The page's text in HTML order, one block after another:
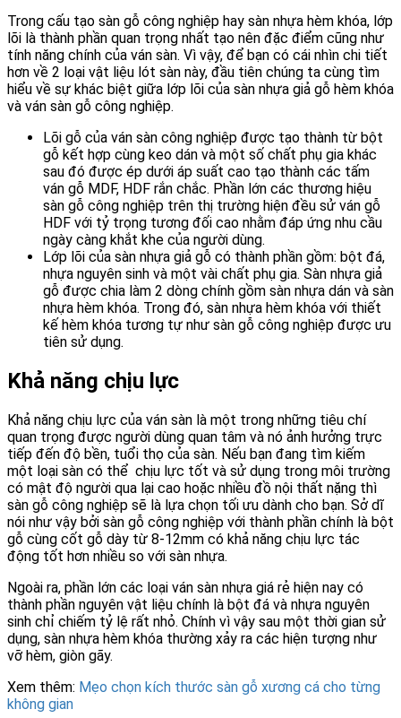
Trong cấu tạo sàn gỗ công nghiệp hay sàn nhựa hèm khóa, lớp
lõi là thành phần quan trọng nhất tạo nên đặc điểm cũng như
tính năng chính của ván sàn. Vì vậy, để bạn có cái nhìn chi tiết
hơn về 2 loại vật liệu lót sàn này, đầu tiên chúng ta cùng tìm
hiểu về sự khác biệt giữa lớp lõi của sàn nhựa giả gỗ hèm khóa
và ván sàn gỗ công nghiệp.
Lõi gỗ của ván sàn công nghiệp được tạo thành từ bột
gỗ kết hợp cùng keo dán và một số chất phụ gia khác
sau đó được ép dưới áp suất cao tạo thành các tấm
ván gỗ MDF, HDF rắn chắc. Phần lớn các thương hiệu
sàn gỗ công nghiệp trên thị trường hiện đều sử ván gỗ
HDF với tỷ trọng tương đối cao nhằm đáp ứng nhu cầu
ngày càng khắt khe của người dùng.
Lớp lõi của sàn nhựa giả gỗ có thành phần gồm: bột đá,
nhựa nguyên sinh và một vài chất phụ gia. Sàn nhựa giả
gỗ được chia làm 2 dòng chính gồm sàn nhựa dán và sàn
nhựa hèm khóa. Trong đó, sàn nhựa hèm khóa với thiết
kế hèm khóa tương tự như sàn gỗ công nghiệp được ưu
tiên sử dụng.
Khả năng chịu lực
Khả năng chịu lực của ván sàn là một trong những tiêu chí
quan trọng được người dùng quan tâm và nó ảnh hưởng trực
tiếp đến độ bền, tuổi thọ của sàn. Nếu bạn đang tìm kiếm
một loại sàn có thể chịu lực tốt và sử dụng trong môi trường
có mật độ người qua lại cao hoặc nhiều đồ nội thất nặng thì
sàn gỗ công nghiệp sẽ là lựa chọn tối ưu dành cho bạn. Sở dĩ
nói như vậy bởi sàn gỗ công nghiệp với thành phần chính là bột
gỗ cùng cốt gỗ dày từ 8-12mm có khả năng chịu lực tác
động tốt hơn nhiều so với sàn nhựa.
Ngoài ra, phần lớn các loại ván sàn nhựa giá rẻ hiện nay có
thành phần nguyên vật liệu chính là bột đá và nhựa nguyên
sinh chỉ chiếm tỷ lệ rất nhỏ. Chính vì vậy sau một thời gian sử
dụng, sàn nhựa hèm khóa thường xảy ra các hiện tượng như
vỡ hèm, giòn gãy.
Xem thêm: Mẹo chọn kích thước sàn gỗ xương cá cho từng
không gian